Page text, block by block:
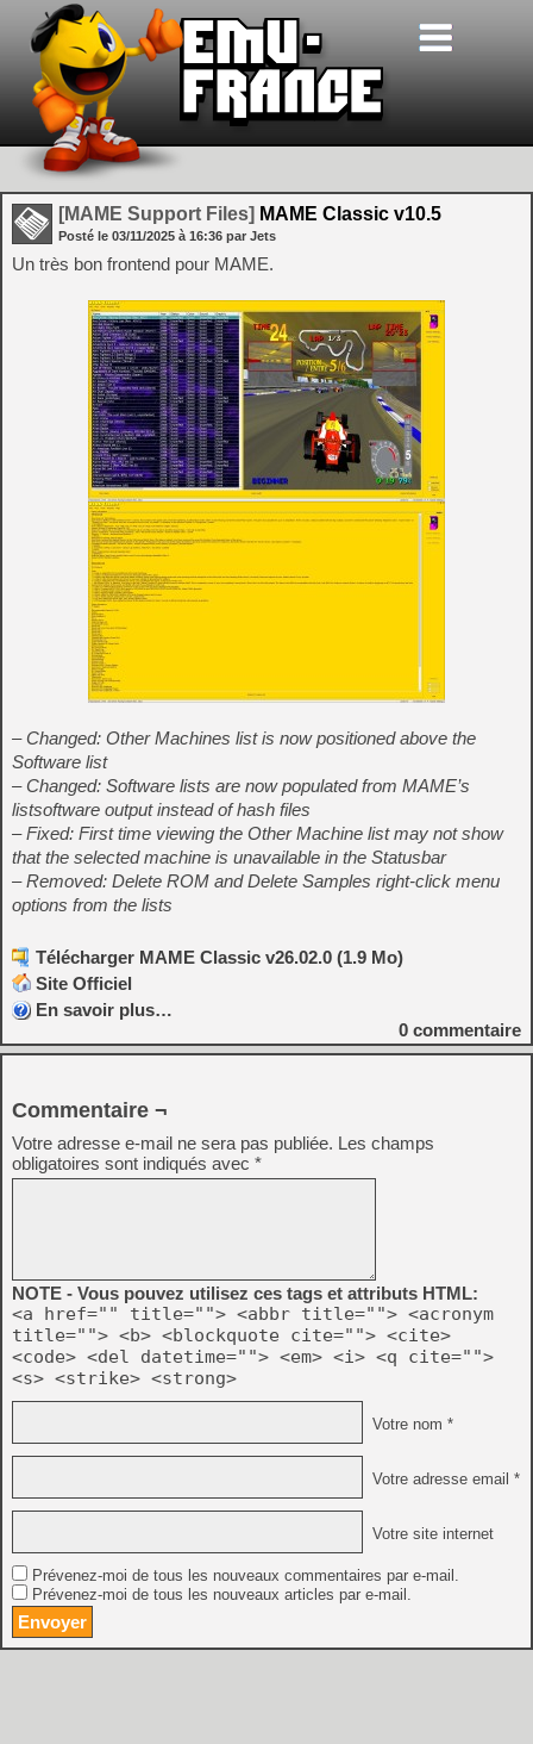
[MAME Support Files] MAME Classic v10.5
Posté le 03/11/2025 à 16:36 par Jets
Un très bon frontend pour MAME.
– Changed: Other Machines list is now positioned above the
Software list
– Changed: Software lists are now populated from MAME’s
listsoftware output instead of hash files
– Fixed: First time viewing the Other Machine list may not show
that the selected machine is unavailable in the Statusbar
– Removed: Delete ROM and Delete Samples right-click menu
options from the lists
Télécharger MAME Classic v26.02.0 (1.9 Mo)
Site Officiel
En savoir plus…
0 commentaire
Commentaire ¬
Votre adresse e-mail ne sera pas publiée. Les champs
obligatoires sont indiqués avec *
NOTE - Vous pouvez utilisez ces tags et attributs HTML:
<a href="" title=""> <abbr title=""> <acronym
title=""> <b> <blockquote cite=""> <cite>
<code> <del datetime=""> <em> <i> <q cite="">
<s> <strike> <strong>
Votre nom *
Votre adresse email *
Votre site internet
Prévenez-moi de tous les nouveaux commentaires par e-mail.
Prévenez-moi de tous les nouveaux articles par e-mail.